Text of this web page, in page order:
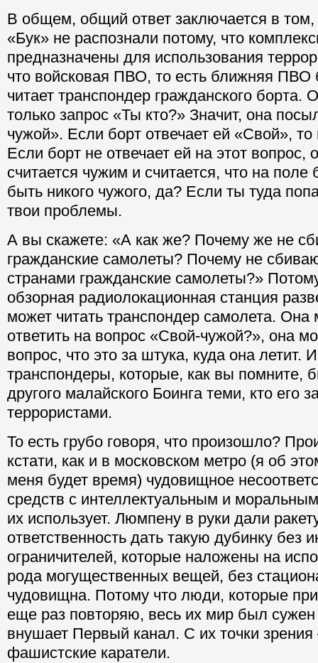
В общем, общий ответ заключается в том,
«Бук» не распознали потому, что
предназначены для использования
что войсковая ПВО, то есть ближняя ПВО
читает транспондер гражданского борта.
только запрос «Ты кто?» Значит, она
чужой». Если борт отвечает ей «Свой», то
Если борт не отвечает ей на этот вопрос,
считается чужим и считается, что на
быть никого чужого, да? Если ты туда
твои проблемы.
А вы скажете: «А как же? Почему же не
гражданские самолеты? Почему не
странами гражданские самолеты?»
обзорная радиолокационная станция
может читать транспондер самолета. Она
ответить на вопрос «Свой-чужой?», она
вопрос, что это за штука, куда она летит.
транспондеры, которые, как вы помните,
другого малайского Боинга теми, кто его
террористами.
То есть грубо говоря, что произошло?
кстати, как и в московском метро (я об
меня будет время) чудовищное
средств с интеллектуальным и
их использует. Люмпену в руки дали
ответственность дать такую дубинку без
ограничителей, которые наложены на
рода могущественных вещей, без
чудовищна. Потому что люди, которые
еще раз повторяю, весь их мир был сужен
внушает Первый канал. С их точки зрения
фашистские каратели.